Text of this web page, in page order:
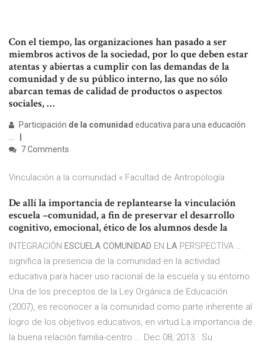
Con el tiempo, las organizaciones han pasado a ser
miembros activos de la sociedad, por lo que deben estar
atentas y abiertas a cumplir con las demandas de la
comunidad y de su público interno, las que no sólo
abarcan temas de calidad de productos o aspectos
sociales, …
Participación de la comunidad educativa para una educación
...
7 Comments
Vinculación a la comunidad « Facultad de Antropología
De allí la importancia de replantearse la vinculación
escuela –comunidad, a fin de preservar el desarrollo
cognitivo, emocional, ético de los alumnos desde la
INTEGRACIÓN ESCUELA COMUNIDAD EN LA PERSPECTIVA …
significa la presencia de la comunidad en la actividad
educativa para hacer uso racional de la escuela y su entorno.
Una de los preceptos de la Ley Orgánica de Educación
(2007), es reconocer a la comunidad como parte inherente al
logro de los objetivos educativos, en virtud La importancia de
la buena relación familia-centro ... Dec 08, 2013 · Su